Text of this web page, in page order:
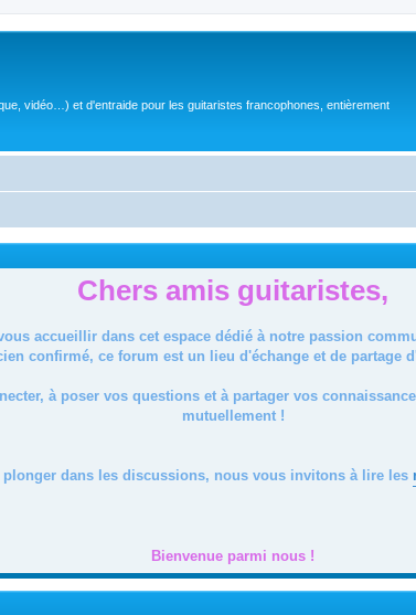
vidéo…) et d'entraide pour les guitaristes francophones, entièrement
Chers amis guitaristes,
accueillir dans cet espace dédié à notre passion
confirmé, ce forum est un lieu d'échange et de partage
à poser vos questions et à partager vos
mutuellement !
plonger dans les discussions, nous vous invitons à lire les
Bienvenue parmi nous !